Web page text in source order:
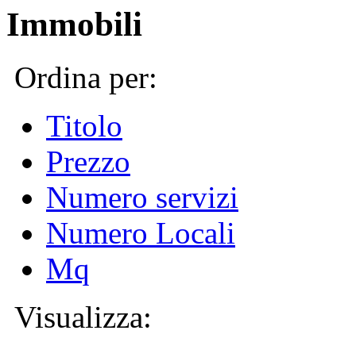
Immobili
Ordina per:
Titolo
Prezzo
Numero servizi
Numero Locali
Mq
Visualizza: